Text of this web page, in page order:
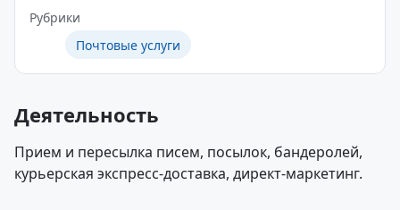
Рубрики
Почтовые услуги
Деятельность
Прием и пересылка писем, посылок, бандеролей,
курьерская экспресс-доставка, директ-маркетинг.